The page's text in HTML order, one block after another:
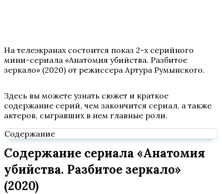
На телеэкранах состоится показ 2-х серийного
мини-сериала «Анатомия убийства. Разбитое
зеркало» (2020) от режиссера Артура Румынского.
Здесь вы можете узнать сюжет и краткое
содержание серий, чем закончится сериал, а также
актеров, сыгравших в нем главные роли.
Содержание
Содержание сериала «Анатомия
убийства. Разбитое зеркало»
(2020)